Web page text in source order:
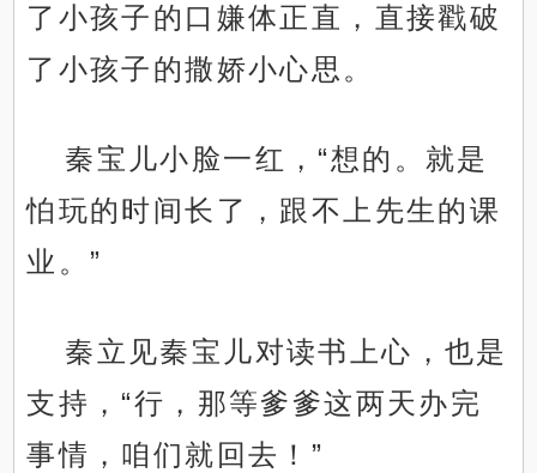
了小孩子的口嫌体正直，直接戳破
了小孩子的撒娇小心思。
秦宝儿小脸一红，“想的。就是
怕玩的时间长了，跟不上先生的课
业。”
秦立见秦宝儿对读书上心，也是
支持，“行，那等爹爹这两天办完
事情，咱们就回去！”